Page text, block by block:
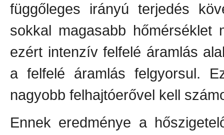
függőleges irányú terjedés
sokkal magasabb hőmérséklet
ezért intenzív felfelé áramlás
a felfelé áramlás felgyorsul.
nagyobb felhajtóerővel kell
Ennek eredménye a